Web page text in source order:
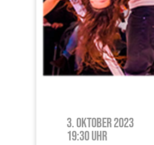
3. Oktober 2023
19:30 Uhr